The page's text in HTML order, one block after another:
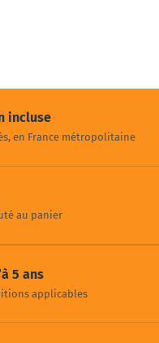
incluse
en France métropolitaine
au panier
5 ans
applicables